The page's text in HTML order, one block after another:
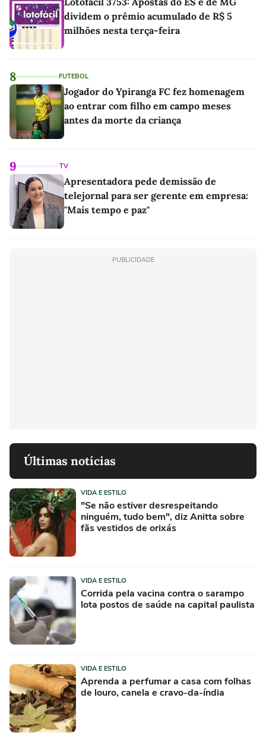
dividem o prêmio acumulado de R$ 5
milhões nesta terça-feira
8 FUTEBOL
Jogador do Ypiranga FC fez homenagem
ao entrar com filho em campo meses
antes da morte da criança
9 TV
Apresentadora pede demissão de
telejornal para ser gerente em empresa:
"Mais tempo e paz"
PUBLICIDADE
Últimas notícias
VIDA E ESTILO
"Se não estiver desrespeitando
ninguém, tudo bem", diz Anitta sobre
fãs vestidos de orixás
VIDA E ESTILO
Corrida pela vacina contra o sarampo
lota postos de saúde na capital paulista
VIDA E ESTILO
Aprenda a perfumar a casa com folhas
de louro, canela e cravo-da-índia